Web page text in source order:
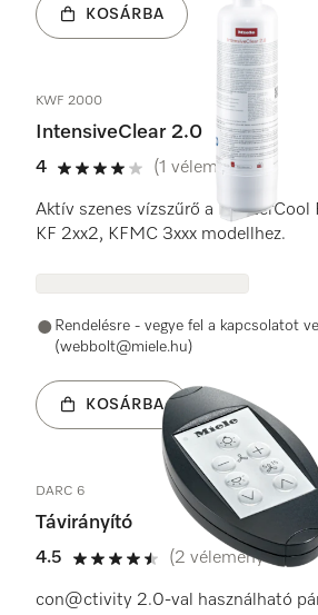
KOSÁRBA
KWF 2000
IntensiveClear 2.0
4
4 / 5
(1 vélemény)
Aktív szenes vízszűrő a MasterCool
KF 2xx2, KFMC 3xxx modellhez.
Rendelésre - vegye fel a kapcsolatot
(webbolt@miele.hu)
KOSÁRBA
DARC 6
Távirányító
4.5
4.5 / 5
(2 vélemények)
con@ctivity 2.0-val használható